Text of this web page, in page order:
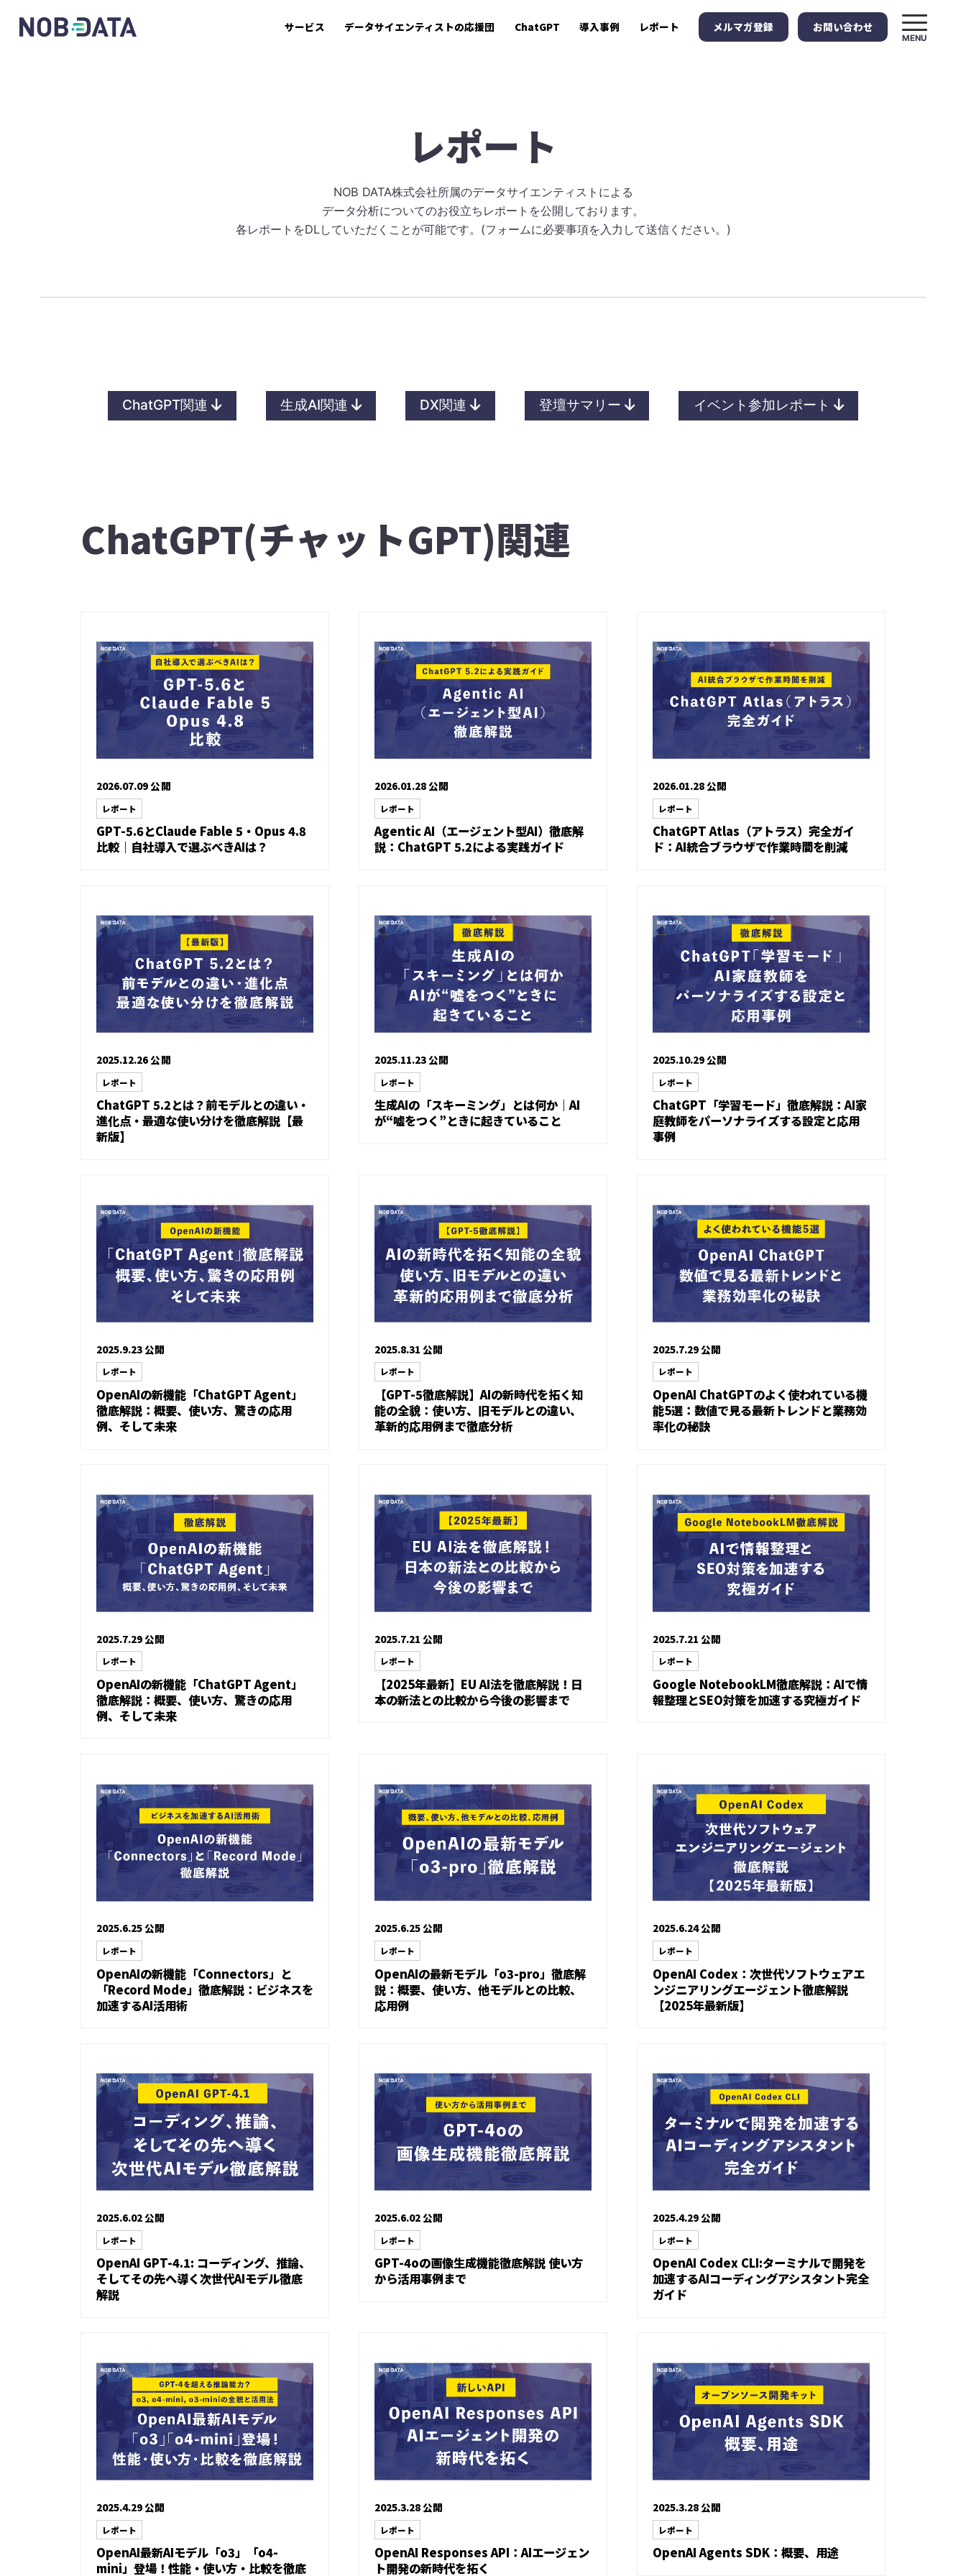
サービス データサイエンティストの応援団 ChatGPT 導入事例 レポート メルマガ登録 お問い合わせ
MENU
レポート
NOB DATA株式会社所属のデータサイエンティストによる
データ分析についてのお役立ちレポートを公開しております。
各レポートをDLしていただくことが可能です。 (フォームに必要事項を入力して送信ください。)
ChatGPT関連 生成AI関連 DX関連 登壇サマリー イベント参加レポート
ChatGPT(チャットGPT)関連
2026.07.09 公開
レポート
GPT-5.6とClaude Fable 5・Opus 4.8
比較｜自社導入で選ぶべきAIは？
2026.01.28 公開
レポート
Agentic AI（エージェント型AI）徹底解
説：ChatGPT 5.2による実践ガイド
2026.01.28 公開
レポート
ChatGPT Atlas（アトラス）完全ガイ
ド：AI統合ブラウザで作業時間を削減
2025.12.26 公開
レポート
ChatGPT 5.2とは？前モデルとの違い・
進化点・最適な使い分けを徹底解説【最
新版】
2025.11.23 公開
レポート
生成AIの「スキーミング」とは何か｜AI
が“嘘をつく”ときに起きていること
2025.10.29 公開
レポート
ChatGPT「学習モード」徹底解説：AI家
庭教師をパーソナライズする設定と応用
事例
2025.9.23 公開
レポート
OpenAIの新機能「ChatGPT Agent」
徹底解説：概要、使い方、驚きの応用
例、そして未来
2025.8.31 公開
レポート
【GPT-5徹底解説】AIの新時代を拓く知
能の全貌：使い方、旧モデルとの違い、
革新的応用例まで徹底分析
2025.7.29 公開
レポート
OpenAI ChatGPTのよく使われている機
能5選：数値で見る最新トレンドと業務効
率化の秘訣
2025.7.29 公開
レポート
OpenAIの新機能「ChatGPT Agent」
徹底解説：概要、使い方、驚きの応用
例、そして未来
2025.7.21 公開
レポート
【2025年最新】EU AI法を徹底解説！日
本の新法との比較から今後の影響まで
2025.7.21 公開
レポート
Google NotebookLM徹底解説：AIで情
報整理とSEO対策を加速する究極ガイド
2025.6.25 公開
レポート
OpenAIの新機能「Connectors」と
「Record Mode」徹底解説：ビジネスを
加速するAI活用術
2025.6.25 公開
レポート
OpenAIの最新モデル「o3-pro」徹底解
説：概要、使い方、他モデルとの比較、
応用例
2025.6.24 公開
レポート
OpenAI Codex：次世代ソフトウェアエ
ンジニアリングエージェント徹底解説
【2025年最新版】
2025.6.02 公開
レポート
OpenAI GPT-4.1: コーディング、推論、
そしてその先へ導く次世代AIモデル徹底
解説
2025.6.02 公開
レポート
GPT-4oの画像生成機能徹底解説 使い方
から活用事例まで
2025.4.29 公開
レポート
OpenAI Codex CLI:ターミナルで開発を
加速するAIコーディングアシスタント完全
ガイド
2025.4.29 公開
レポート
OpenAI最新AIモデル「o3」「o4-
mini」登場！性能・使い方・比較を徹底
2025.3.28 公開
レポート
OpenAI Responses API：AIエージェン
ト開発の新時代を拓く
2025.3.28 公開
レポート
OpenAI Agents SDK：概要、用途